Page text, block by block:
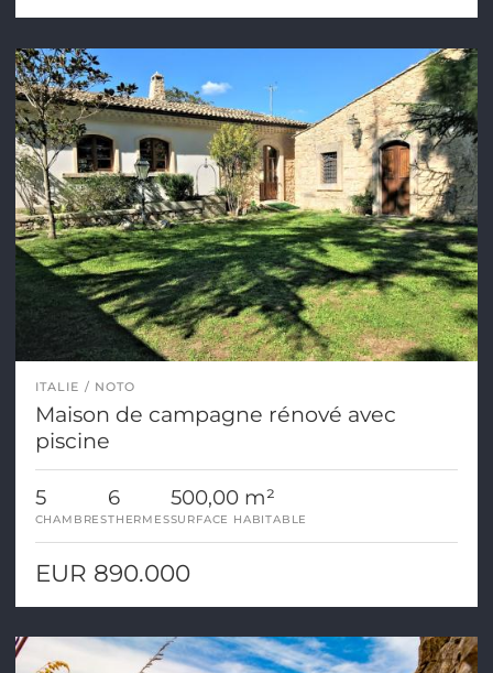
ITALIE NOTO
Maison de campagne rénové avec
piscine
5
CHAMBRES
6
THERMES
500,00 m²
SURFACE HABITABLE
EUR 890.000